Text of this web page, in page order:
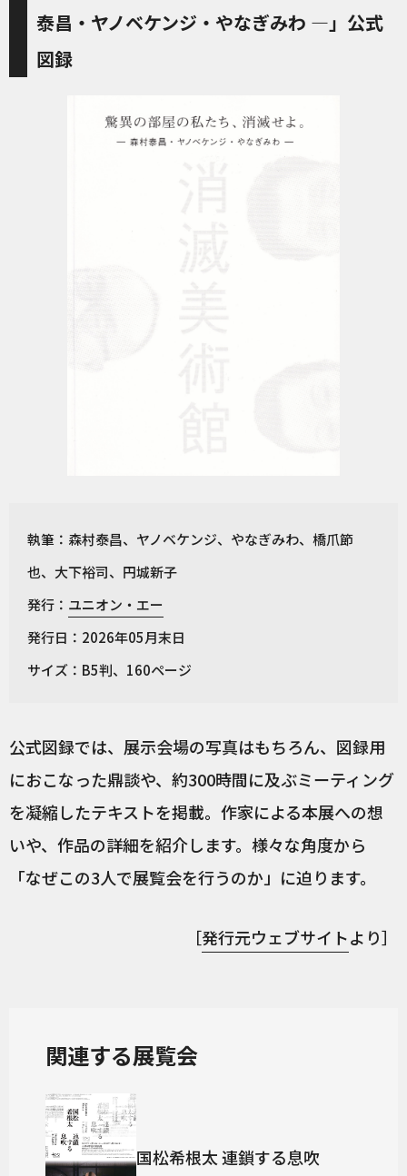
泰昌・ヤノベケンジ・やなぎみわ —」公式
図録
執筆：森村泰昌、ヤノベケンジ、やなぎみわ、橋爪節
也、大下裕司、円城新子
発行： ユニオン・エー
発行日：2026年05月末日
サイズ：B5判、160ページ
公式図録では、展示会場の写真はもちろん、図録用
におこなった鼎談や、約300時間に及ぶミーティング
を凝縮したテキストを掲載。作家による本展への想
いや、作品の詳細を紹介します。様々な角度から
「なぜこの3人で展覧会を行うのか」に迫ります。
［発行元ウェブサイトより］
関連する展覧会
国松希根太 連鎖する息吹